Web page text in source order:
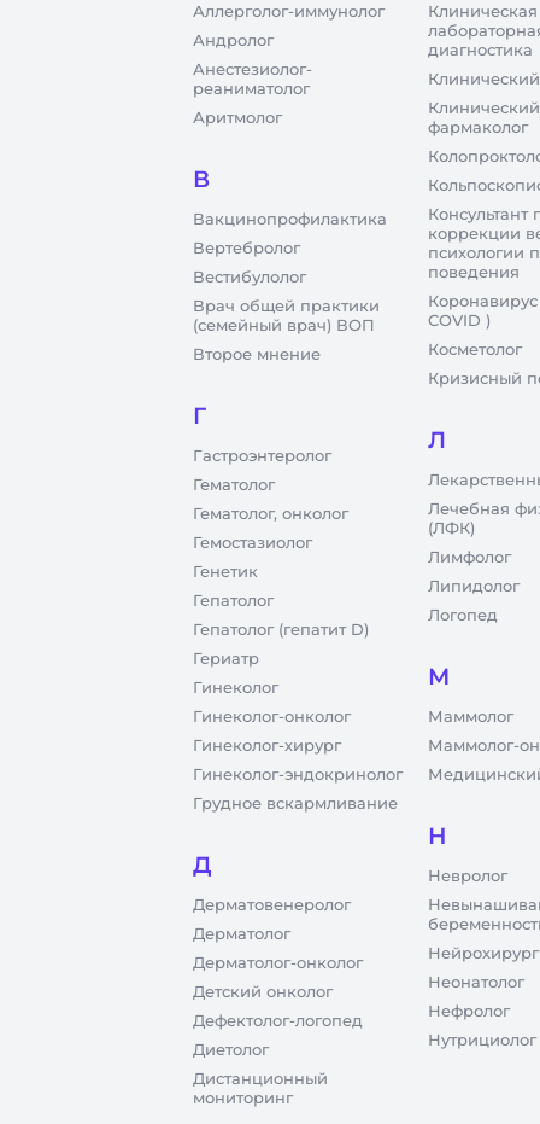
Аллерголог-иммунолог
Андролог
Анестезиолог-
реаниматолог
Аритмолог
В
Вакцинопрофилактика
Вертебролог
Вестибулолог
Врач общей практики
(семейный врач) ВОП
Второе мнение
Г
Гастроэнтеролог
Гематолог
Гематолог, онколог
Гемостазиолог
Генетик
Гепатолог
Гепатолог (гепатит D)
Гериатр
Гинеколог
Гинеколог-онколог
Гинеколог-хирург
Гинеколог-эндокринолог
Грудное вскармливание
Д
Дерматовенеролог
Дерматолог
Дерматолог-онколог
Детский онколог
Дефектолог-логопед
Диетолог
Дистанционный
мониторинг
Клиническая
диагностика
Клинический
фармаколог
Консультант
коррекции
психологии
поведения
COVID )
Косметолог
Кризисный
Л
Лечебная
(ЛФК)
Лимфолог
Липидолог
Логопед
М
Маммолог
Маммолог-
Н
Невролог
Нейрохирург
Неонатолог
Нефролог
Нутрициолог